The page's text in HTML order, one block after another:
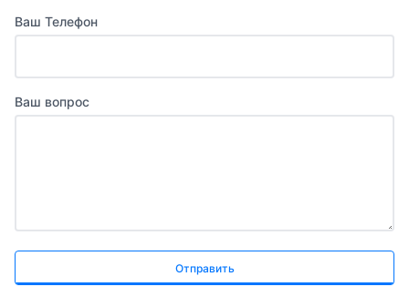
Ваш Телефон
Ваш вопрос
Отправить